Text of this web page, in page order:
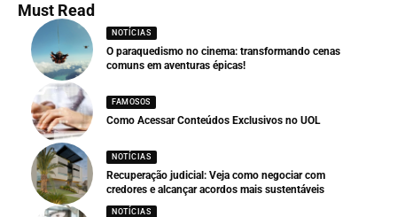
Must Read
NOTÍCIAS
O paraquedismo no cinema: transformando cenas
comuns em aventuras épicas!
FAMOSOS
Como Acessar Conteúdos Exclusivos no UOL
NOTÍCIAS
Recuperação judicial: Veja como negociar com
credores e alcançar acordos mais sustentáveis
NOTÍCIAS